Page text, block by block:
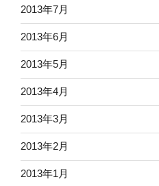
2013年7月
2013年6月
2013年5月
2013年4月
2013年3月
2013年2月
2013年1月